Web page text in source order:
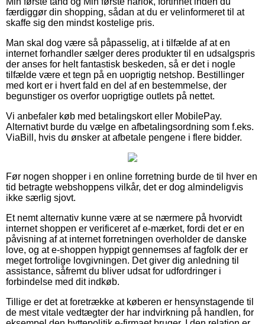
færdiggør din shopping, sådan at du er velinformeret til at
skaffe sig den mindst kostelige pris.
Man skal dog være så påpasselig, at i tilfælde af at en
internet forhandler sælger deres produkter til en udsalgspris
der anses for helt fantastisk beskeden, så er det i nogle
tilfælde være et tegn på en uoprigtig netshop. Bestillinger
med kort er i hvert fald en del af en bestemmelse, der
begunstiger os overfor uoprigtige outlets på nettet.
Vi anbefaler køb med betalingskort eller MobilePay.
Alternativt burde du vælge en afbetalingsordning som f.eks.
ViaBill, hvis du ønsker at afbetale pengene i flere bidder.
Før nogen shopper i en online forretning burde de til hver en
tid betragte webshoppens vilkår, det er dog almindeligvis
ikke særlig sjovt.
Et nemt alternativ kunne være at se nærmere på hvorvidt
internet shoppen er verificeret af e-mærket, fordi det er en
påvisning af at internet forretningen overholder de danske
love, og at e-shoppen hyppigt gennemses af fagfolk der er
meget fortrolige lovgivningen. Det giver dig anledning til
assistance, såfremt du bliver udsat for udfordringer i
forbindelse med dit indkøb.
Tillige er det at foretrække at køberen er hensynstagende til
de mest vitale vedtægter der har indvirkning på handlen, for